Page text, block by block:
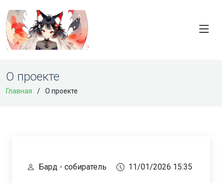
О проекте
Главная О проекте
Бард - собиратель 11/01/2026 15:35